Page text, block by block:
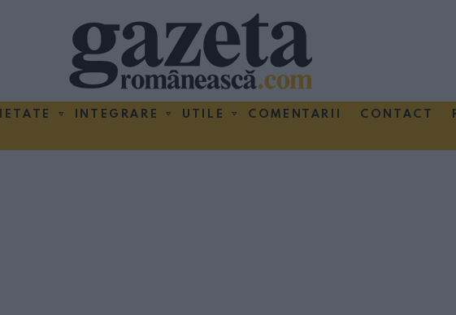
INTEGRARE UTILE COMENTARII CONTACT